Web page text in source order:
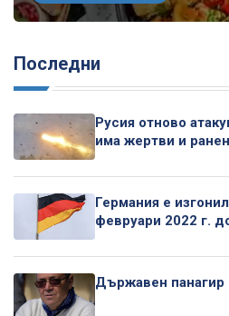
Последни
Русия отново
има жертви и
Германия е
февруари 2022 г.
Държавен панагир